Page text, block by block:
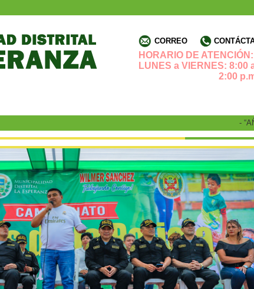
CORREO
HORARIO DE ATENCIÓN:
LUNES a VIERNES: 8:00
2:00 p.m. a
- “AÑO